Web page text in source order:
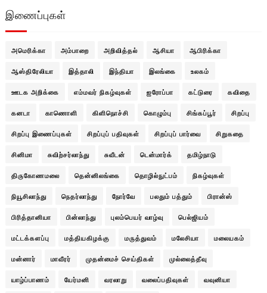
இணைப்புகள்
அமெரிக்கா அம்பாறை அறிவித்தல் ஆசியா ஆபிரிக்கா
ஆஸ்திரேலியா இத்தாலி இந்தியா இலங்கை உலகம்
ஊடக அறிக்கை எம்மவர் நிகழ்வுகள் ஐரோப்பா கட்டுரை கவிதை
கனடா காணொளி கிளிநொச்சி கொழும்பு சிங்கப்பூர் சிறப்பு
சிறப்பு இணைப்புகள் சிறப்புப் பதிவுகள் சிறப்புப் பார்வை சிறுகதை
சினிமா சுவிற்சர்லாந்து சுவீடன் டென்மார்க் தமிழ்நாடு
திருகோணமலை தென்னிலங்கை தொழில்நுட்பம் நிகழ்வுகள்
நியூசிலாந்து நெதர்லாந்து நோர்வே பலதும் பத்தும் பிரான்ஸ்
பிரித்தானியா பின்லாந்து புலம்பெயர் வாழ்வு பெல்ஜியம்
மட்டக்களப்பு மத்தியகிழக்கு மருத்துவம் மலேசியா மலையகம்
மன்னார் மாவீரர் முதன்மைச் செய்திகள் முல்லைத்தீவு
யாழ்ப்பாணம் யேர்மனி வரலாறு வலைப்பதிவுகள் வவுனியா